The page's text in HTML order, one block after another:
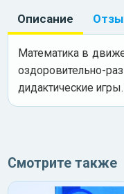
Описание
Математика в
оздоровительно-
дидактические
Смотрите также